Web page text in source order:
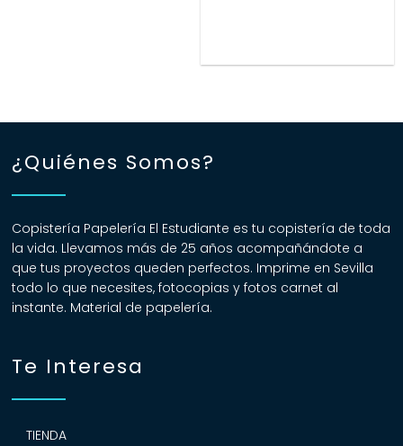
¿Quiénes Somos?
Copistería Papelería El Estudiante es tu copistería de toda
la vida. Llevamos más de 25 años acompañándote a
que tus proyectos queden perfectos. Imprime en Sevilla
todo lo que necesites, fotocopias y fotos carnet al
instante. Material de papelería.
Te Interesa
TIENDA